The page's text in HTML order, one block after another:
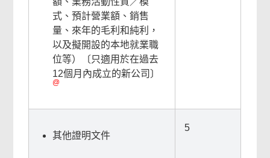
式、預計營業額、銷售
量、來年的毛利和純利，
以及擬開設的本地就業職
位等）〔只適用於在過去
12個月內成立的新公司〕
@
其他證明文件
5